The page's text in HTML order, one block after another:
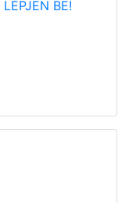
LÉPJEN BE!